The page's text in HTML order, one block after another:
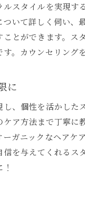
理想の自然
ナチュラル
自然体ヘア
ナチュラル
北九州市の
サロン選び
スタイルを実現
いて詳しく伺い
とができます。
。カウンセリング
に
、個性を活かし
ア方法まで丁寧
ガニックなヘア
を与えてくれる